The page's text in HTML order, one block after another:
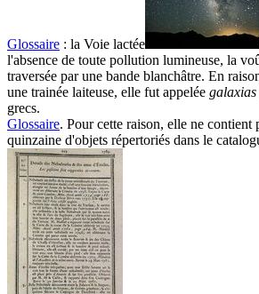
Glossaire : la Voie lactée
l'absence de toute pollution lumineuse, la
traversée par une bande blanchâtre. En
une trainée laiteuse, elle fut appelée galaxias
grecs.
Glossaire. Pour cette raison, elle ne contient
quinzaine d'objets répertoriés dans le